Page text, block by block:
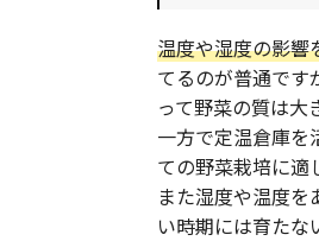
温度や湿度の影響
てるのが普通です
って野菜の質は大
一方で定温倉庫を
ての野菜栽培に適
また湿度や温度
い時期には育たな